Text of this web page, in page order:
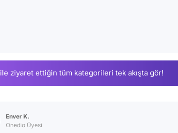
ile ziyaret ettiğin tüm kategorileri tek akışta gör!
Enver K.
Onedio Üyesi